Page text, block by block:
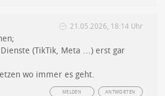
21.05.2026, 18:14 Uhr
(TikTik, Meta …) erst gar
wo immer es geht.
ANTWORTEN
MELDEN